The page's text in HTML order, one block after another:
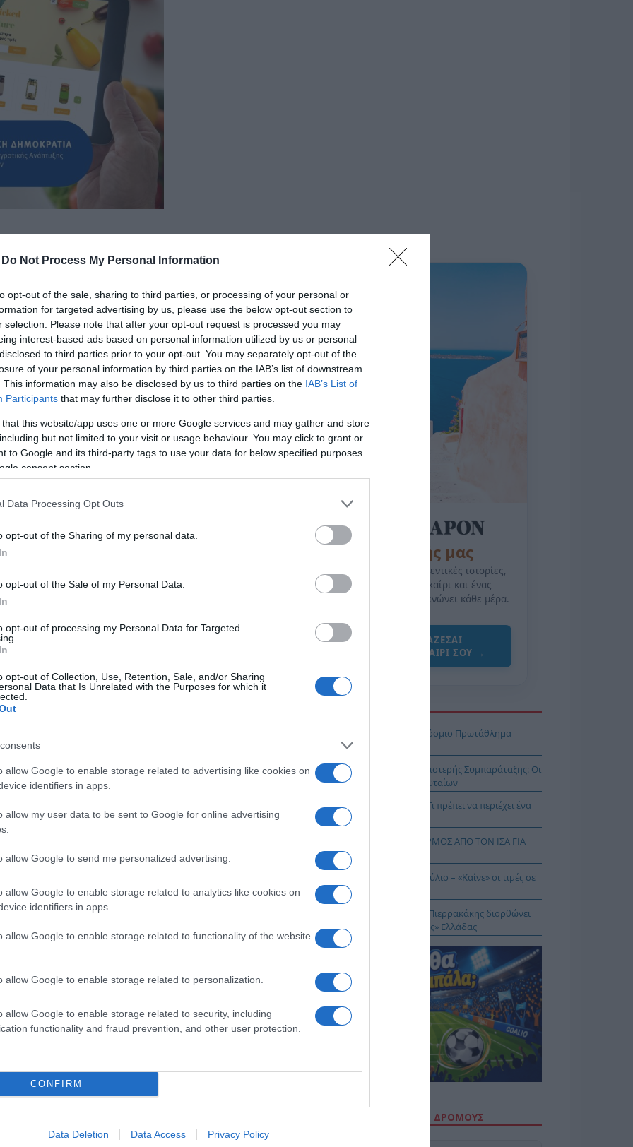
Do Not Process My Personal Information
opt-out of the sale, sharing to third parties, or processing of your personal or
for targeted advertising by us, please use the below opt-out section to
selection. Please note that after your opt-out request is processed you may
interest-based ads based on personal information utilized by us or personal
to third parties prior to your opt-out. You may separately opt-out of the
of your personal information by third parties on the IAB’s list of downstream
This information may also be disclosed by us to third parties on the IAB’s List of
Participants that may further disclose it to other third parties.
that this website/app uses one or more Google services and may gather and store
but not limited to your visit or usage behaviour. You may click to grant or
to Google and its third-party tags to use your data for below specified purposes
consent section.
Data Processing Opt Outs
opt-out of the Sharing of my personal data.
opt-out of the Sale of my Personal Data.
opt-out of processing my Personal Data for Targeted
opt-out of Collection, Use, Retention, Sale, and/or Sharing
Data that Is Unrelated with the Purposes for which it
allow Google to enable storage related to advertising like cookies on
identifiers in apps.
allow my user data to be sent to Google for online advertising
allow Google to send me personalized advertising.
allow Google to enable storage related to analytics like cookies on
identifiers in apps.
allow Google to enable storage related to functionality of the website
allow Google to enable storage related to personalization.
allow Google to enable storage related to security, including
functionality and fraud prevention, and other user protection.
CONFIRM
Data Deletion Data Access Privacy Policy
των καταχωρημένων ονομασιών: «ΘΡΟΥΜΠΑ ΘAΣΟΥ
γεγονός που προκαλεί παραπλάνηση των
«ΚΑΛΤΣΑΣ Μ. ΕΥΑΓΓΕΛΟΣ» στην Πρωτοβάθμια
Π.Ο.Π./Π.Γ.Ε. του Υ.Π.Α.Α.Τ. για επιβολή κυρώσεων,
με συναρμόδιες υπηρεσίες, σύμφωνα με τα
παραγωγών και των καταναλωτών, αλλά και για να
ΙΟΣ ΔΥΤΙΚΟΥ ΝΕΙΛΟΥ: ΣΥΝΑΓΕΡΜΟΣ ΑΠΟ
Χωνάκι ή κυπελλάκι; Σε αυτά τα 5
παγωτατζίδικα της Αθήνας η απάντηση
είναι…και τα δύο!
της Ζωής μας
Οι άνθρωποι, οι αυθεντικές ιστορίες,
το ελληνικό καλοκαίρι και ένας
πολιτισμός που μας ενώνει κάθε μέρα.
ΌΣΑ ΧΡΕΙΆΖΕΣΑΙ
ΓΙΑ ΤΟ ΚΑΛΟΚΑΊΡΙ ΣΟΥ →
Ιππασία – Η Ελλάδα στο Παγκόσμιο Πρωτάθλημα
Ιππασίας!
Ανακοίνωση της Ελληνικής Αριστερής Συμπαράταξης: Οι
«άριστοι» τελευταίοι των τελευταίων
Ελληνικός Ερυθρός Σταυρός: Τι πρέπει να περιέχει ένα
φαρμακείο διακοπών
ΙΟΣ ΔΥΤΙΚΟΥ ΝΕΙΛΟΥ: ΣΥΝΑΓΕΡΜΟΣ ΑΠΟ ΤΟΝ ΙΣΑ ΓΙΑ
ΤΗΝ ΑΤΤΙΚΗ
Πληθωρισμός: Στο 3,4% τον Ιούλιο – «Καίνε» οι τιμές σε
στέγη και καύσιμα
Το… Δικαίωμα στη Σιωπή…: Ο Πιερρακάκης διορθώνει
την εικόνα μιας «διεφθαρμένης» Ελλάδας
ΔΕΙΤΕ ΤΗΝ ΚΙΝΗΣΗ ΣΤΟΥΣ ΔΡΌΜΟΥΣ